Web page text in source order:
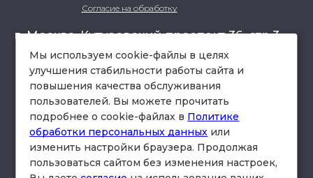
Согласие на обработку
г. Москва, Кутузовский проспект 36, стр.3 ,
офис 301
схема проезда
Мы используем cookie-файлы в целях
улучшения стабильности работы сайта и
повышения качества обслуживания
пользователей. Вы можете прочитать
подробнее о cookie-файлах в Политике
обработки персональных данных или
изменить настройки браузера. Продолжая
пользоваться сайтом без изменения настроек,